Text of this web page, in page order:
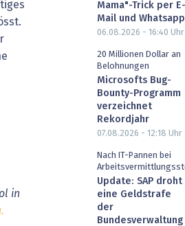
in
Mama"-Trick per E-
Mail und Whatsapp
06.08.2026 - 16:40 Uhr
20 Millionen Dollar an
Belohnungen
Microsofts Bug-
Bounty-Programm
verzeichnet
Rekordjahr
07.08.2026 - 12:18 Uhr
Nach IT-Pannen bei
Update: SAP droht
eine Geldstrafe
der
Bundesverwaltung